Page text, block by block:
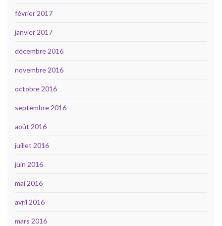
février 2017
janvier 2017
décembre 2016
novembre 2016
octobre 2016
septembre 2016
août 2016
juillet 2016
juin 2016
mai 2016
avril 2016
mars 2016